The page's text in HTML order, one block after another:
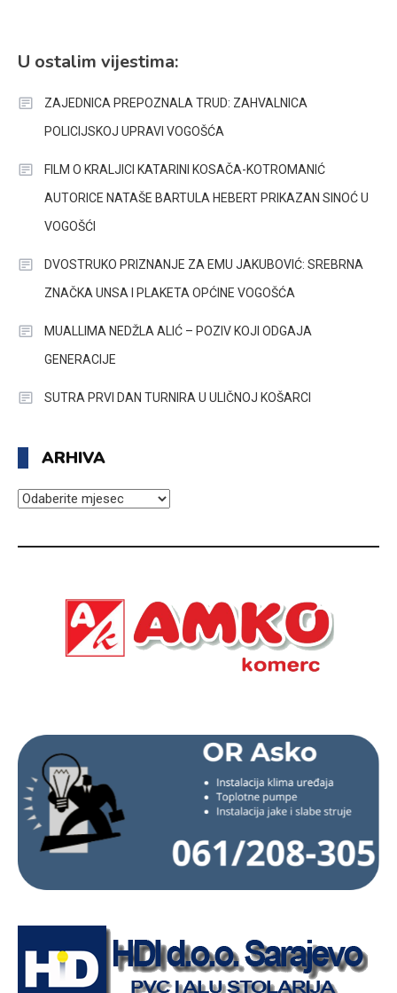
U ostalim vijestima:
ZAJEDNICA PREPOZNALA TRUD: ZAHVALNICA
POLICIJSKOJ UPRAVI VOGOŠĆA
FILM O KRALJICI KATARINI KOSAČA-KOTROMANIĆ
AUTORICE NATAŠE BARTULA HEBERT PRIKAZAN SINOĆ U
VOGOŠĆI
DVOSTRUKO PRIZNANJE ZA EMU JAKUBOVIĆ: SREBRNA
ZNAČKA UNSA I PLAKETA OPĆINE VOGOŠĆA
MUALLIMA NEDŽLA ALIĆ – POZIV KOJI ODGAJA
GENERACIJE
SUTRA PRVI DAN TURNIRA U ULIČNOJ KOŠARCI
ARHIVA
ARHIVA